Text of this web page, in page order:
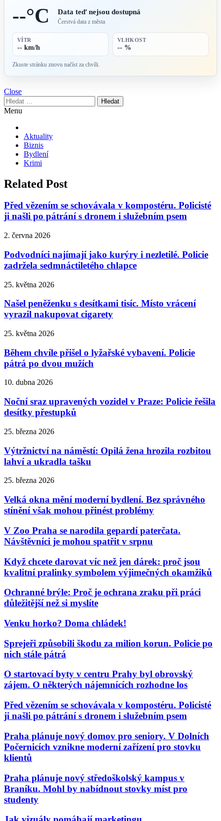
--°C Data teď nejsou dostupná
Čerstvá data z města
VÍTR
-- km/h
VLHKOST
-- %
Zkuste stránku znovu načíst za chvíli.
Close
Vyhledávání
Menu
Aktuality
Biznis
Bydlení
Krimi
Related Post
Před vězením se schovávala v kompostéru. Policisté
ji našli po pátrání s dronem i služebním psem
2. června 2026
Podvodníci najímají jako kurýry i nezletilé. Policie
zadržela sedmnáctiletého chlapce
25. května 2026
Našel peněženku s desítkami tisíc. Místo vrácení
vyrazil nakupovat cigarety
25. května 2026
Během chvíle přišel o lyžařské vybavení. Policie
pátrá po dvou mužích
10. dubna 2026
Noční sraz upravených vozidel v Praze: Policie řešila
desítky přestupků
25. března 2026
Výtržnictví na náměstí: Opilá žena hrozila rozbitou
lahví a ukradla tašku
25. března 2026
Velká okna mění moderní bydlení. Bez správného
stínění však mohou přinést problémy
V Zoo Praha se narodila gepardí paterčata.
Návštěvníci je mohou spatřit v srpnu
Když chcete darovat víc než jen dárek: proč jsou
kvalitní pralinky symbolem výjimečných okamžiků
Ochranné brýle: Proč je ochrana zraku při práci
důležitější než si myslíte
Venku horko? Doma chládek!
Sprejeři způsobili škodu za milion korun. Policie po
nich stále pátrá
O startovací byty v centru Prahy byl obrovský
zájem. O některých nájemnících rozhodne los
Před vězením se schovávala v kompostéru. Policisté
ji našli po pátrání s dronem i služebním psem
Praha plánuje nový domov pro seniory. V Dolních
Počernicích vznikne moderní zařízení pro stovku
klientů
Praha plánuje nový středoškolský kampus v
Braníku. Mohl by nabídnout stovky míst pro
studenty